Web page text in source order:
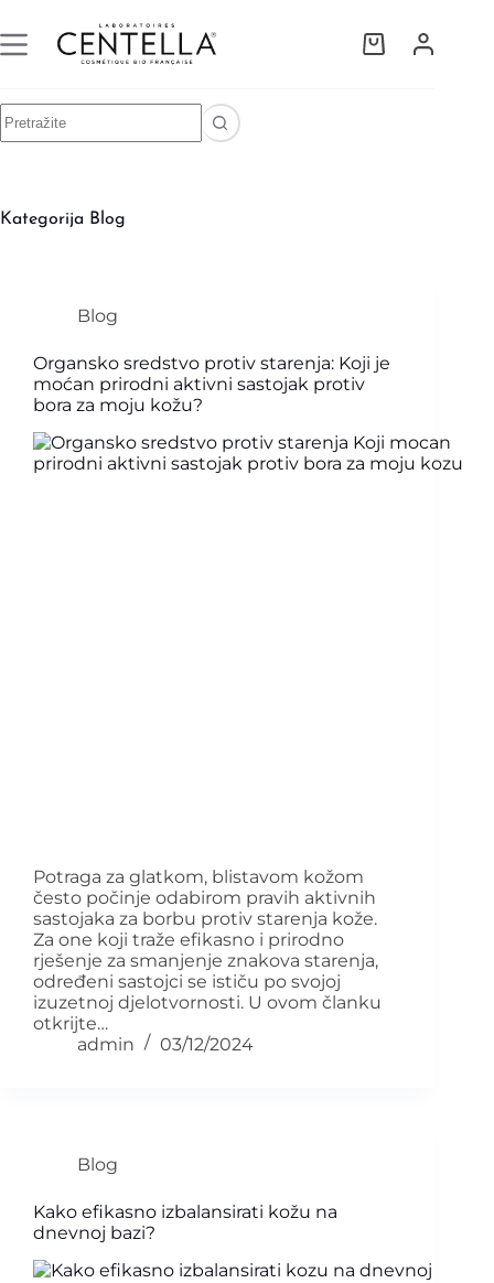
Kategorija Blog
Blog
Organsko sredstvo protiv starenja: Koji je
moćan prirodni aktivni sastojak protiv
bora za moju kožu?
Potraga za glatkom, blistavom kožom
često počinje odabirom pravih aktivnih
sastojaka za borbu protiv starenja kože.
Za one koji traže efikasno i prirodno
rješenje za smanjenje znakova starenja,
određeni sastojci se ističu po svojoj
izuzetnoj djelotvornosti. U ovom članku
otkrijte…
admin
03/12/2024
Blog
Kako efikasno izbalansirati kožu na
dnevnoj bazi?